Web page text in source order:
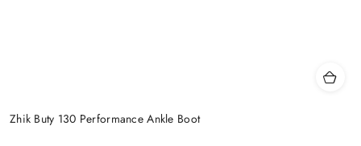
Zhik Buty 130 Performance Ankle Boot